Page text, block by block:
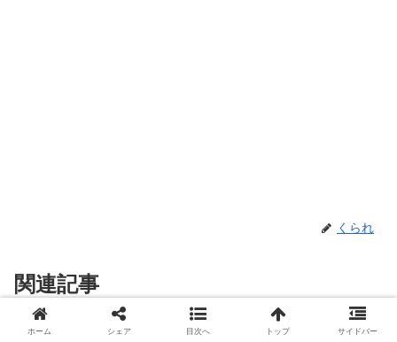
くられ
関連記事
【機械王の休日】接点復活スプレーに
ホーム シェア 目次へ トップ サイドバー